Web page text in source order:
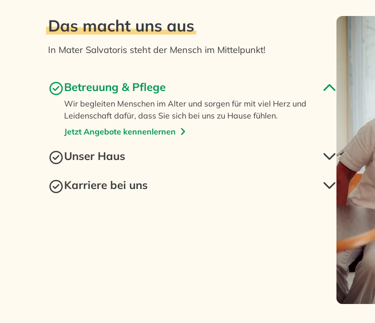
Das macht uns aus
In Mater Salvatoris steht der Mensch im Mittelpunkt!
Betreuung & Pflege
Wir begleiten Menschen im Alter und sorgen für mit viel Herz und
Leidenschaft dafür, dass Sie sich bei uns zu Hause fühlen.
Jetzt Angebote kennenlernen
Unser Haus
Karriere bei uns